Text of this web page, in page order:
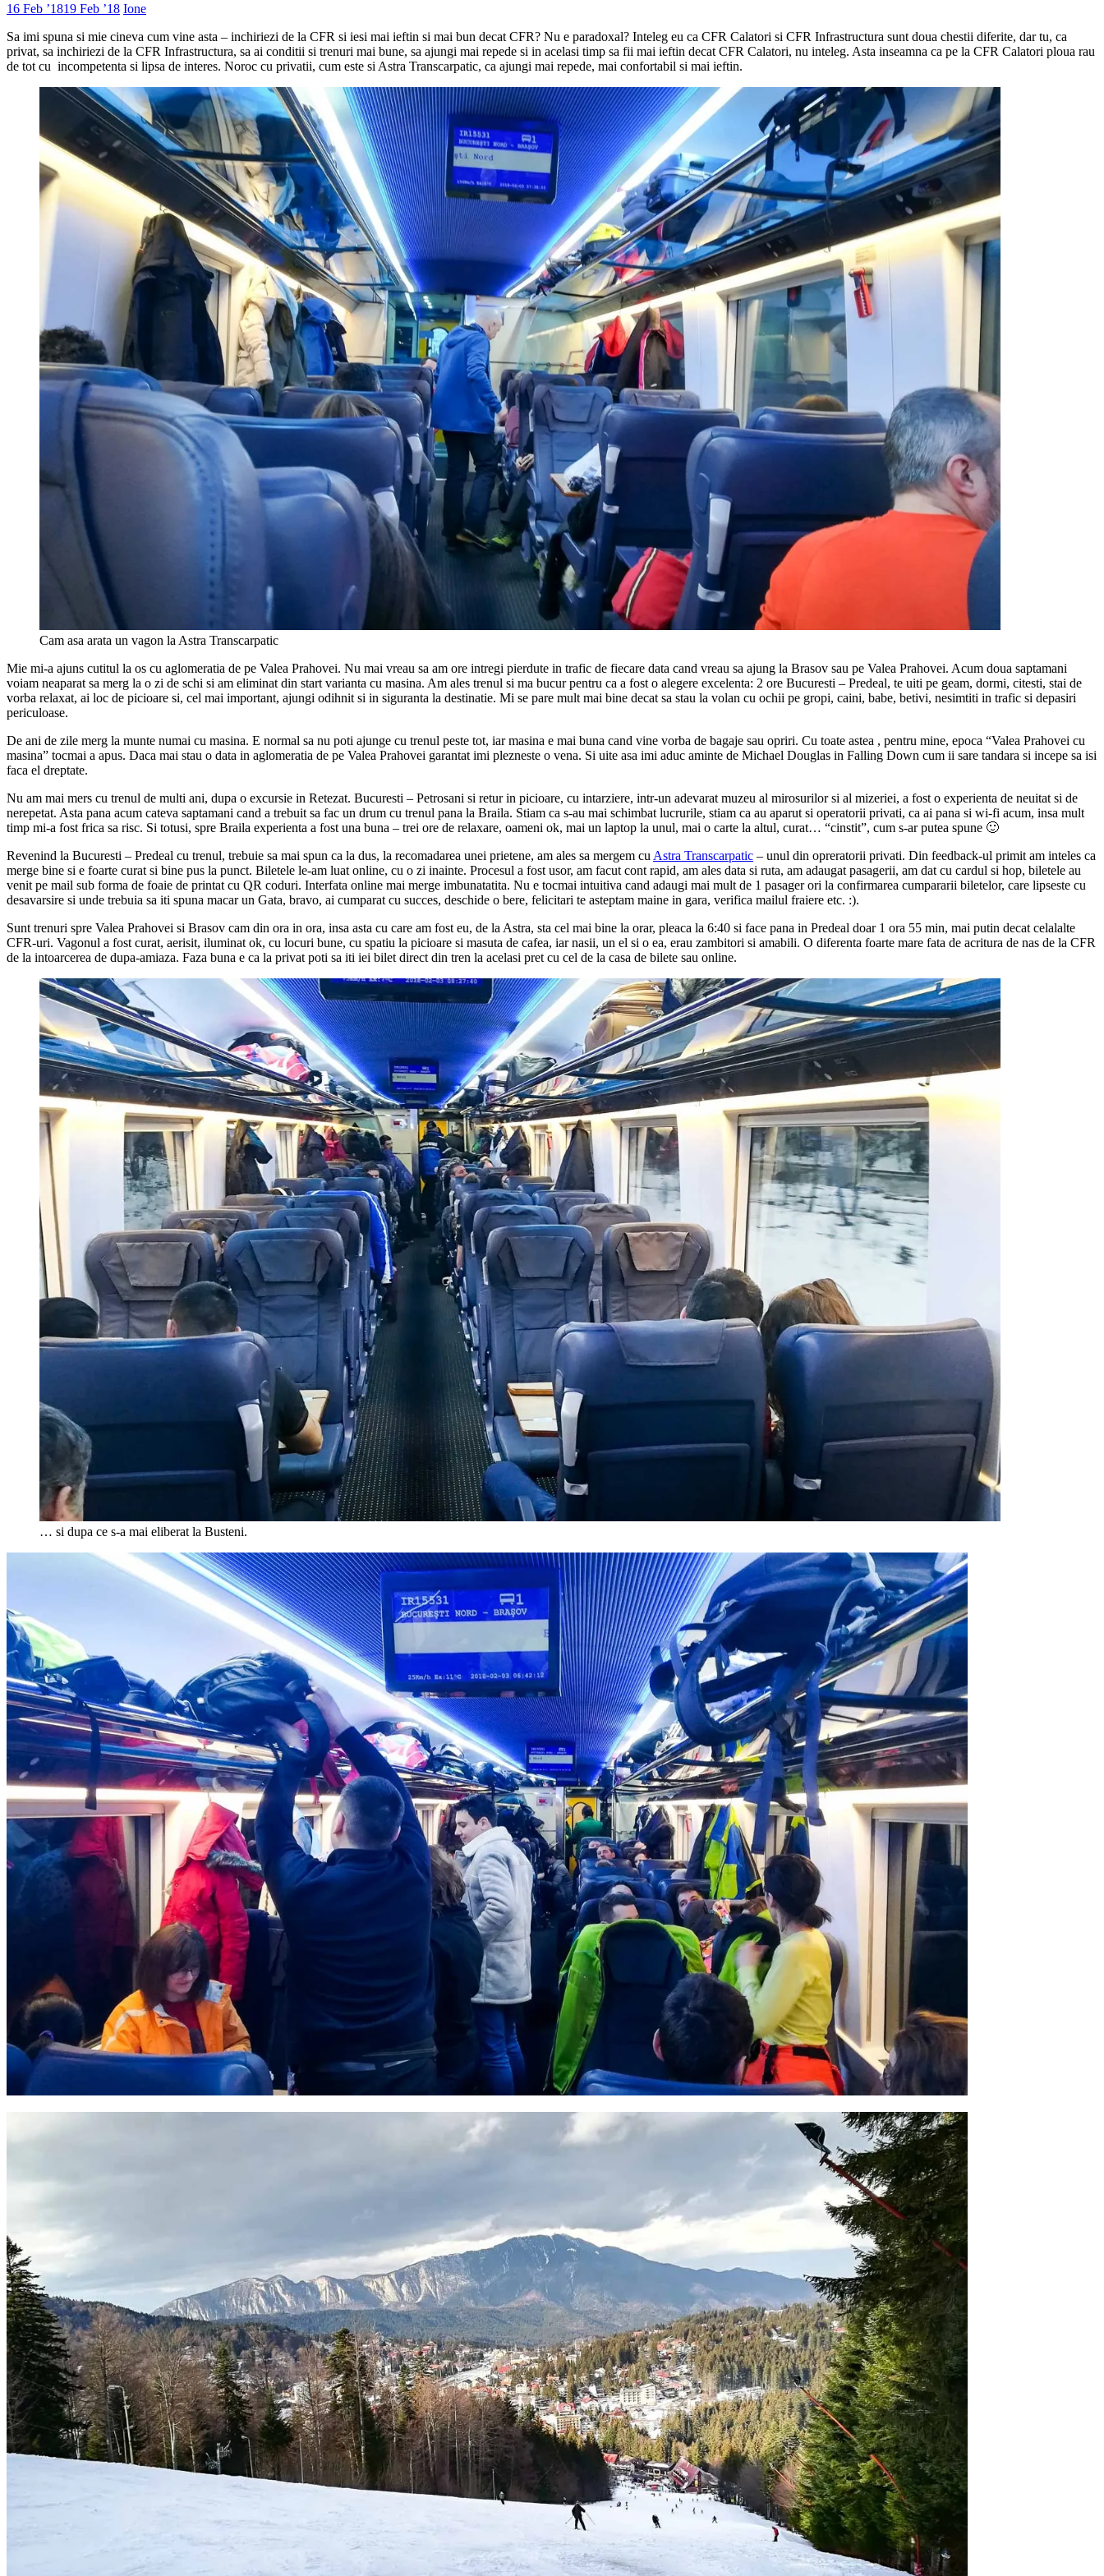
16 Feb ’1819 Feb ’18 Ione
Sa imi spuna si mie cineva cum vine asta – inchiriezi de la CFR si iesi mai ieftin si mai bun decat CFR? Nu e paradoxal? Inteleg eu ca CFR Calatori si CFR Infrastructura sunt doua chestii diferite, dar tu, ca
privat, sa inchiriezi de la CFR Infrastructura, sa ai conditii si trenuri mai bune, sa ajungi mai repede si in acelasi timp sa fii mai ieftin decat CFR Calatori, nu inteleg. Asta inseamna ca pe la CFR Calatori ploua rau
de tot cu incompetenta si lipsa de interes. Noroc cu privatii, cum este si Astra Transcarpatic, ca ajungi mai repede, mai confortabil si mai ieftin.
Cam asa arata un vagon la Astra Transcarpatic
Mie mi-a ajuns cutitul la os cu aglomeratia de pe Valea Prahovei. Nu mai vreau sa am ore intregi pierdute in trafic de fiecare data cand vreau sa ajung la Brasov sau pe Valea Prahovei. Acum doua saptamani
voiam neaparat sa merg la o zi de schi si am eliminat din start varianta cu masina. Am ales trenul si ma bucur pentru ca a fost o alegere excelenta: 2 ore Bucuresti – Predeal, te uiti pe geam, dormi, citesti, stai de
vorba relaxat, ai loc de picioare si, cel mai important, ajungi odihnit si in siguranta la destinatie. Mi se pare mult mai bine decat sa stau la volan cu ochii pe gropi, caini, babe, betivi, nesimtiti in trafic si depasiri
periculoase.
De ani de zile merg la munte numai cu masina. E normal sa nu poti ajunge cu trenul peste tot, iar masina e mai buna cand vine vorba de bagaje sau opriri. Cu toate astea , pentru mine, epoca “Valea Prahovei cu
masina” tocmai a apus. Daca mai stau o data in aglomeratia de pe Valea Prahovei garantat imi plezneste o vena. Si uite asa imi aduc aminte de Michael Douglas in Falling Down cum ii sare tandara si incepe sa isi
faca el dreptate.
Nu am mai mers cu trenul de multi ani, dupa o excursie in Retezat. Bucuresti – Petrosani si retur in picioare, cu intarziere, intr-un adevarat muzeu al mirosurilor si al mizeriei, a fost o experienta de neuitat si de
nerepetat. Asta pana acum cateva saptamani cand a trebuit sa fac un drum cu trenul pana la Braila. Stiam ca s-au mai schimbat lucrurile, stiam ca au aparut si operatorii privati, ca ai pana si wi-fi acum, insa mult
timp mi-a fost frica sa risc. Si totusi, spre Braila experienta a fost una buna – trei ore de relaxare, oameni ok, mai un laptop la unul, mai o carte la altul, curat… “cinstit”, cum s-ar putea spune 🙂
Revenind la Bucuresti – Predeal cu trenul, trebuie sa mai spun ca la dus, la recomadarea unei prietene, am ales sa mergem cu Astra Transcarpatic – unul din opreratorii privati. Din feedback-ul primit am inteles ca
merge bine si e foarte curat si bine pus la punct. Biletele le-am luat online, cu o zi inainte. Procesul a fost usor, am facut cont rapid, am ales data si ruta, am adaugat pasagerii, am dat cu cardul si hop, biletele au
venit pe mail sub forma de foaie de printat cu QR coduri. Interfata online mai merge imbunatatita. Nu e tocmai intuitiva cand adaugi mai mult de 1 pasager ori la confirmarea cumpararii biletelor, care lipseste cu
desavarsire si unde trebuia sa iti spuna macar un Gata, bravo, ai cumparat cu succes, deschide o bere, felicitari te asteptam maine in gara, verifica mailul fraiere etc. :).
Sunt trenuri spre Valea Prahovei si Brasov cam din ora in ora, insa asta cu care am fost eu, de la Astra, sta cel mai bine la orar, pleaca la 6:40 si face pana in Predeal doar 1 ora 55 min, mai putin decat celalalte
CFR-uri. Vagonul a fost curat, aerisit, iluminat ok, cu locuri bune, cu spatiu la picioare si masuta de cafea, iar nasii, un el si o ea, erau zambitori si amabili. O diferenta foarte mare fata de acritura de nas de la CFR
de la intoarcerea de dupa-amiaza. Faza buna e ca la privat poti sa iti iei bilet direct din tren la acelasi pret cu cel de la casa de bilete sau online.
… si dupa ce s-a mai eliberat la Busteni.